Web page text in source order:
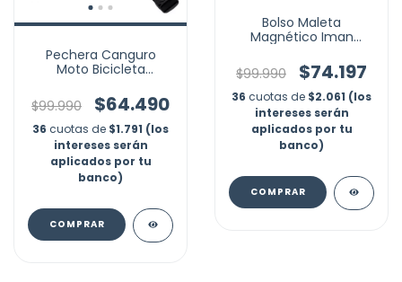
Pechera Canguro
Moto Bicicleta
Reflectivo
$99.990 $64.490
36 cuotas de $1.791 (los
intereses serán
aplicados por tu
banco)
Bolso Maleta
Magnético Iman
$99.990
$74.197
36 cuotas de $2.061 (los
intereses serán
aplicados por tu
banco)
COMPRAR